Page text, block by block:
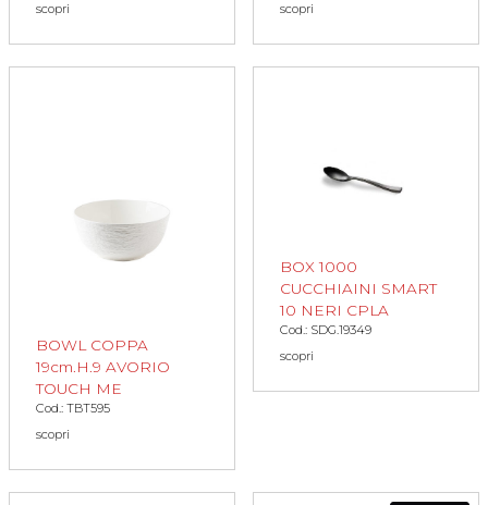
scopri
scopri
BOWL COPPA
19cm.H.9 AVORIO
TOUCH ME
Cod.: TBT595
scopri
BOX 1000
CUCCHIAINI SMART
10 NERI CPLA
Cod.: SDG.19349
scopri